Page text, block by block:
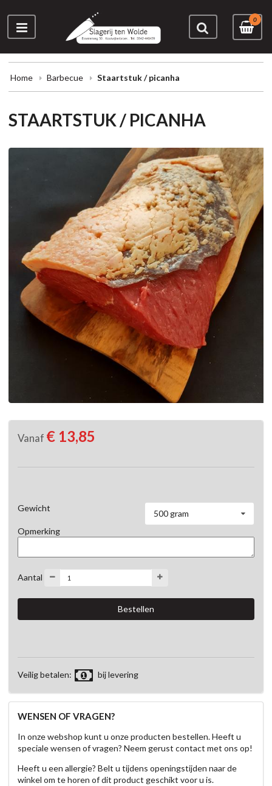
0
Home Barbecue Staartstuk / picanha
STAARTSTUK / PICANHA
Vanaf € 13,85
Gewicht
500 gram
Opmerking
Aantal
Veilig betalen: bij levering
WENSEN OF VRAGEN?
In onze webshop kunt u onze producten bestellen. Heeft u
speciale wensen of vragen? Neem gerust contact met ons op!
Heeft u een allergie? Belt u tijdens openingstijden naar de
winkel om te horen of dit product geschikt voor u is.